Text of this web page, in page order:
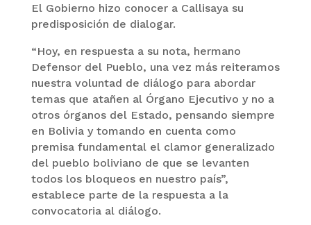
El Gobierno hizo conocer a Callisaya su
predisposición de dialogar.
“Hoy, en respuesta a su nota, hermano
Defensor del Pueblo, una vez más reiteramos
nuestra voluntad de diálogo para abordar
temas que atañen al Órgano Ejecutivo y no a
otros órganos del Estado, pensando siempre
en Bolivia y tomando en cuenta como
premisa fundamental el clamor generalizado
del pueblo boliviano de que se levanten
todos los bloqueos en nuestro país”,
establece parte de la respuesta a la
convocatoria al diálogo.